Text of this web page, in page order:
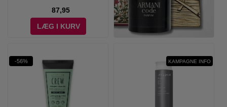
87,95
LÆG I KURV
-56% KAMPAGNE INFO